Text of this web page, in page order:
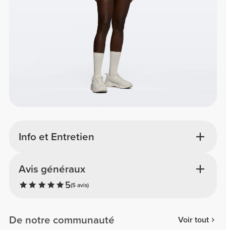
Info et Entretien
Avis généraux
5(5 avis)
De notre communauté Voir tout